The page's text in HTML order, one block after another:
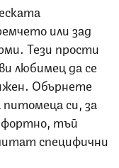
или зад
Тези прости
любимец да се
Обърнете
си, за
тъй
специфични